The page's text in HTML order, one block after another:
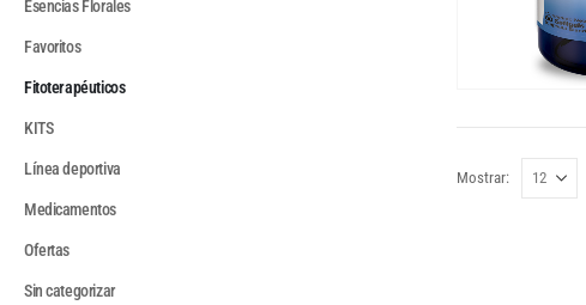
Mostrar:
Esencias Florales
Favoritos
Fitoterapéuticos
KITS
Línea deportiva
Medicamentos
Ofertas
Sin categorizar